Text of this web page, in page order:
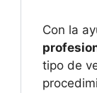
Con la
tipo de